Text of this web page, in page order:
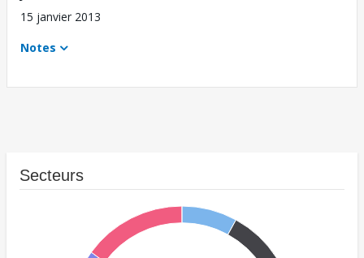
15 janvier 2013
Notes
Secteurs